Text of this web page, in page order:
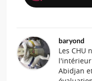
baryond
Les CHU
l'intérieur
Abidjan